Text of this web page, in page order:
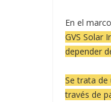
En el
GVS Solar
depender
Se trata
través de